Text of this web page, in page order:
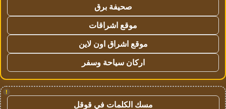
صحيفة برق
موقع اشراقات
موقع اشراق اون لاين
اركان سياحة وسفر
!
مسك الكلمات في قوقل